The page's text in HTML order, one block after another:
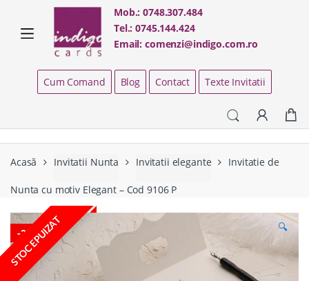
navigation
content
Mob.:0748.307.484
Tel.:0745.144.424
Email:comenzi@indigo.com.ro
Cum Comand Blog Contact Texte Invitatii
Acasă Invitatii Nunta Invitatii elegante Invitatie de
Nunta cu motiv Elegant – Cod 9106 P
STOC EPUIZAT
-21% 🔍